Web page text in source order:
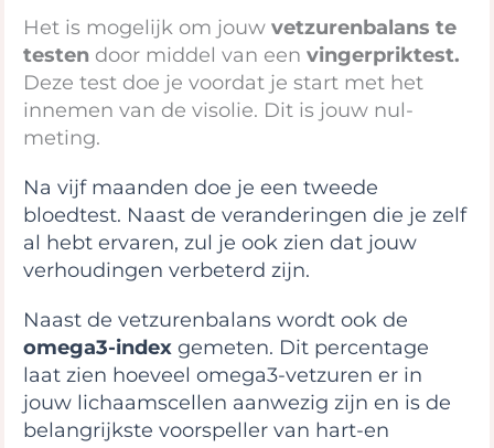
Het is mogelijk om jouw vetzurenbalans te
testen door middel van een vingerpriktest.
Deze test doe je voordat je start met het
innemen van de visolie. Dit is jouw nul-
meting.
Na vijf maanden doe je een tweede
bloedtest. Naast de veranderingen die je zelf
al hebt ervaren, zul je ook zien dat jouw
verhoudingen verbeterd zijn.
Naast de vetzurenbalans wordt ook de
omega3-indexgemeten. Dit percentage
laat zien hoeveel omega3-vetzuren er in
jouw lichaamscellen aanwezig zijn en is de
belangrijkste voorspeller van hart-en